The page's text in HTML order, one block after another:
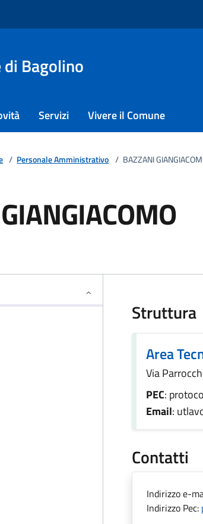
di Bagolino
Servizi Vivere il Comune
/ Personale Amministrativo / BAZZANI
Struttura
Area
Via
PEC:
Email:
Contatti
Indirizzo e-
Indirizzo Pec: